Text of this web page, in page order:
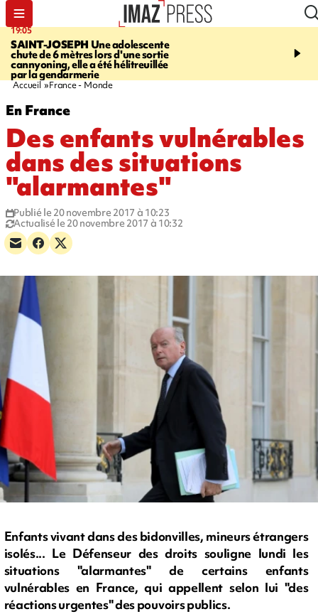
19:05
SAINT-JOSEPH Une adolescente
chute de 6 mètres lors d'une sortie
cannyoning, elle a été hélitreuillée
par la gendarmerie
20:44
rouée de coups,
Accueil France - Monde
En France
Des enfants vulnérables
dans des situations
"alarmantes"
Publié le 20 novembre 2017 à 10:23
Actualisé le 20 novembre 2017 à 10:32
Enfants vivant dans des bidonvilles, mineurs étrangers
isolés... Le Défenseur des droits souligne lundi les
situations "alarmantes" de certains enfants
vulnérables en France, qui appellent selon lui "des
réactions urgentes" des pouvoirs publics.